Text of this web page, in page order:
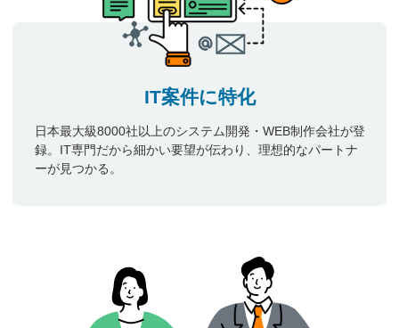
IT案件に特化
日本最大級8000社以上のシステム開発・WEB制作会社が登
録。IT専門だから細かい要望が伝わり、理想的なパートナ
ーが見つかる。